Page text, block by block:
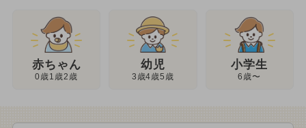
赤ちゃん
0歳1歳2歳
幼児
3歳4歳5歳
小学生
6歳〜